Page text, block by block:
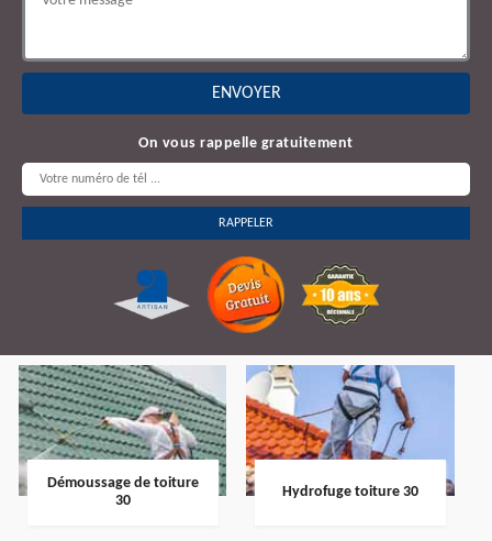
On vous rappelle gratuitement
Démoussage de toiture
30
Hydrofuge toiture 30